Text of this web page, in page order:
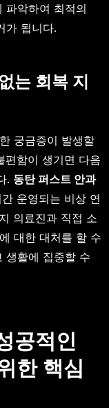
파악하여 최적의
가 됩니다.
는 회복 지
궁금증이 발생할
편함이 생기면 다음
. 동탄 퍼스트 안과
운영되는 비상 연
의료진과 직접 소
대한 대처를 할 수
생활에 집중할 수
공적인
한 핵심